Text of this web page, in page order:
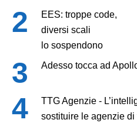
EES: troppe code,
diversi scali
lo sospendono
Adesso tocca ad
TTG Agenzie -
sostituire le agenzie